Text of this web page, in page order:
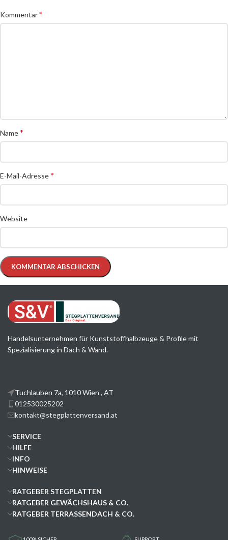
Kommentar*
Name*
E-Mail-Adresse*
Website
Handelsunternehmen für Kunststoffhalbzeuge & Profile mit
Spezialisierung in Dach & Wand.
Tuchlauben 7a, 1010 Wien , AT
012530025202
kontakt@stegplattenversand.at
SERVICE
HILFE
INFO
HINWEISE
RATGEBER STEGPLATTEN
RATGEBER GEWÄCHSHAUS & CO.
RATGEBER TERRASSENDACH & CO.